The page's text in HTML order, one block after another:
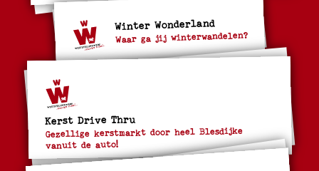
Winter Wonderland
Waar ga jij winterwandelen?
Kerst Drive Thru
Gezellige kerstmarkt door heel Blesdijke
vanuit de auto!